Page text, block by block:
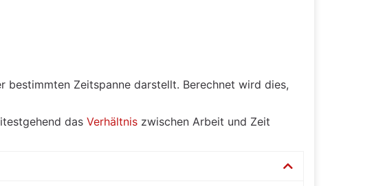
bestimmten Zeitspanne darstellt. Berechnet wird dies,
das Verhältnis zwischen Arbeit und Zeit